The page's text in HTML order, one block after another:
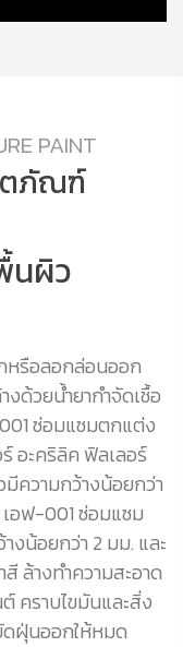
PAINT
ตภัณฑ์
นผิว
หรือลอกล่อนออก
ด้วยน้ำยากำจัดเชื้อ
ซ่อมแซมตกแต่ง
อะคริลิค ฟิลเลอร์
ความกว้างน้อยกว่า
เอฟ-001 ซ่อมแซม
งน้อยกว่า 2 มม. และ
ล้างทำความสะอาด
คราบไขมันและสิ่ง
ดฝุ่นออกให้หมด